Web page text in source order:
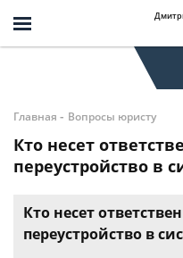
Главная - Вопросы юристу
Кто несет
переустройство в
Кто несет
переустройство в